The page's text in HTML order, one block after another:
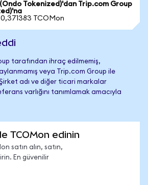
Tokenized)'dan Trip.com Group
TCOMon
tarafından ihraç edilmemiş,
veya Trip.com Group ile
adı ve diğer ticari markalar
varlığını tanımlamak amacıyla
TCOMon edinin
satın alın, satın,
En güvenilir